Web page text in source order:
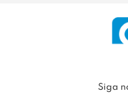
Siga